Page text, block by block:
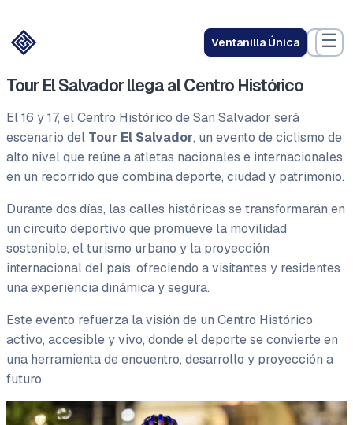
Ventanilla Única ☰
Tour El Salvador llega al Centro Histórico
El 16 y 17, el Centro Histórico de San Salvador será
escenario del Tour El Salvador, un evento de ciclismo de
alto nivel que reúne a atletas nacionales e internacionales
en un recorrido que combina deporte, ciudad y patrimonio.
Durante dos días, las calles históricas se transformarán en
un circuito deportivo que promueve la movilidad
sostenible, el turismo urbano y la proyección
internacional del país, ofreciendo a visitantes y residentes
una experiencia dinámica y segura.
Este evento refuerza la visión de un Centro Histórico
activo, accesible y vivo, donde el deporte se convierte en
una herramienta de encuentro, desarrollo y proyección a
futuro.